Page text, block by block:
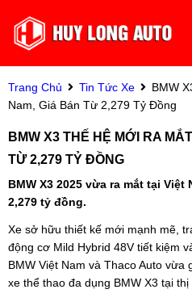
Trang Chủ Tin Tức Xe
BMW
Nam, Giá Bán Từ 2,279 Tỷ Đồng
BMW X3 THẾ HỆ MỚI RA
TỪ 2,279 TỶ ĐỒNG
BMW X3 2025 vừa ra mắt tại
2,279 tỷ đồng.
Xe sở hữu thiết kế mới mạnh mẽ,
động cơ Mild Hybrid 48V tiết kiệm
BMW Việt Nam và Thaco Auto
xe thể thao đa dụng BMW X3 tại thị